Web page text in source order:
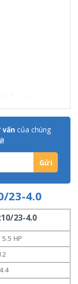
vấn của chúng
23-4.0
23-4.0
HP